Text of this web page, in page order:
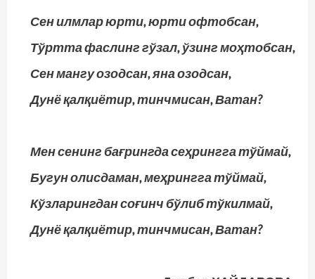
Сен илмлар юрти, юрти офтобсан,
Тўртта фаслинг гўзал, ўзинг моҳтобсан,
Сен мангу озодсан, яна озодсан,
Дунё қалқиётир, тинчмисан, Ватан?
Мен сенинг бағрингда сеҳрингга тўймай,
Бугун олисдаман, меҳрингга тўймай,
Кўзларингдан соғинч бўлиб тўкилмай,
Дунё қалқиётир, тинчмисан, Ватан?